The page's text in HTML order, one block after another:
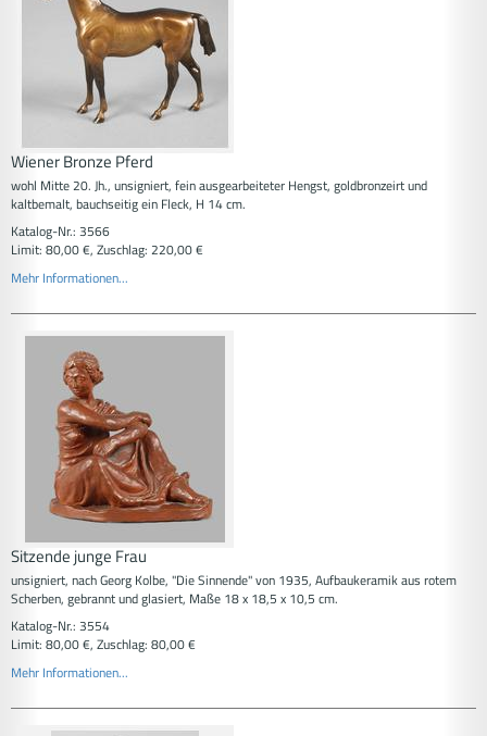
Wiener Bronze Pferd
wohl Mitte 20. Jh., unsigniert, fein ausgearbeiteter Hengst, goldbronzeirt und
kaltbemalt, bauchseitig ein Fleck, H 14 cm.
Katalog-Nr.: 3566
Limit: 80,00 €, Zuschlag: 220,00 €
Mehr Informationen...
Sitzende junge Frau
unsigniert, nach Georg Kolbe, "Die Sinnende" von 1935, Aufbaukeramik aus rotem
Scherben, gebrannt und glasiert, Maße 18 x 18,5 x 10,5 cm.
Katalog-Nr.: 3554
Limit: 80,00 €, Zuschlag: 80,00 €
Mehr Informationen...